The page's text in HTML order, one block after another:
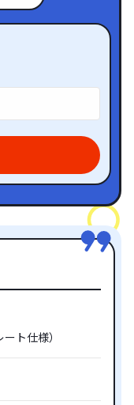
ト仕様）